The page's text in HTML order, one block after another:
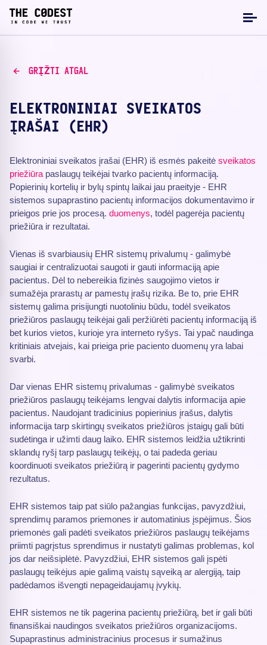
GRĮŽTI ATGAL
ELEKTRONINIAI SVEIKATOS
ĮRAŠAI (EHR)
Elektroniniai sveikatos įrašai (EHR) iš esmės pakeitė sveikatos
priežiūra paslaugų teikėjai tvarko pacientų informaciją.
Popierinių kortelių ir bylų spintų laikai jau praeityje - EHR
sistemos supaprastino pacientų informacijos dokumentavimo ir
prieigos prie jos procesą. duomenys, todėl pagerėja pacientų
priežiūra ir rezultatai.
Vienas iš svarbiausių EHR sistemų privalumų - galimybė
saugiai ir centralizuotai saugoti ir gauti informaciją apie
pacientus. Dėl to nebereikia fizinės saugojimo vietos ir
sumažėja prarastų ar pamestų įrašų rizika. Be to, prie EHR
sistemų galima prisijungti nuotoliniu būdu, todėl sveikatos
priežiūros paslaugų teikėjai gali peržiūrėti pacientų informaciją iš
bet kurios vietos, kurioje yra interneto ryšys. Tai ypač naudinga
kritiniais atvejais, kai prieiga prie paciento duomenų yra labai
svarbi.
Dar vienas EHR sistemų privalumas - galimybė sveikatos
priežiūros paslaugų teikėjams lengvai dalytis informacija apie
pacientus. Naudojant tradicinius popierinius įrašus, dalytis
informacija tarp skirtingų sveikatos priežiūros įstaigų gali būti
sudėtinga ir užimti daug laiko. EHR sistemos leidžia užtikrinti
sklandų ryšį tarp paslaugų teikėjų, o tai padeda geriau
koordinuoti sveikatos priežiūrą ir pagerinti pacientų gydymo
rezultatus.
EHR sistemos taip pat siūlo pažangias funkcijas, pavyzdžiui,
sprendimų paramos priemones ir automatinius įspėjimus. Šios
priemonės gali padėti sveikatos priežiūros paslaugų teikėjams
priimti pagrįstus sprendimus ir nustatyti galimas problemas, kol
jos dar neišsiplėtė. Pavyzdžiui, EHR sistemos gali įspėti
paslaugų teikėjus apie galimą vaistų sąveiką ar alergiją, taip
padėdamos išvengti nepageidaujamų įvykių.
EHR sistemos ne tik pagerina pacientų priežiūrą, bet ir gali būti
finansiškai naudingos sveikatos priežiūros organizacijoms.
Supaprastinus administracinius procesus ir sumažinus